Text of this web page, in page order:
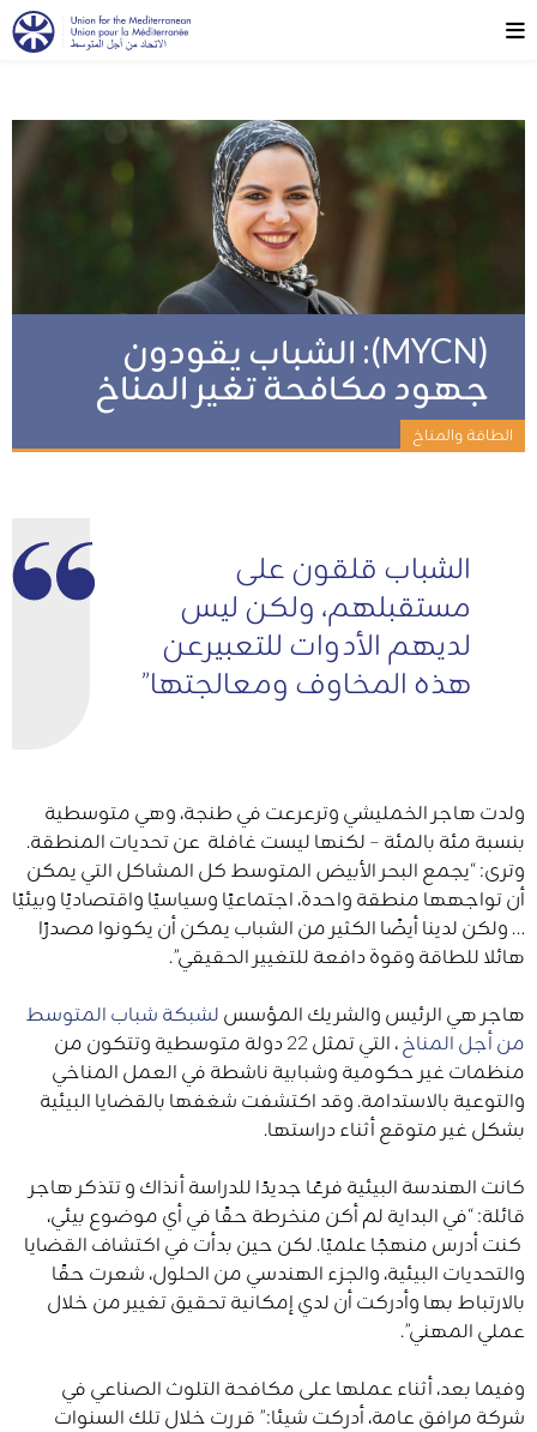
(MYCN): الشباب يقودون
جهود مكافحة تغير المناخ
الطاقة والمناخ
الشباب قلقون على
مستقبلهم، ولكن ليس
لديهم الأدوات للتعبيرعن
هذه المخاوف ومعالجتها”
ولدت هاجر الخمليشي وترعرعت في طنجة، وهي متوسطية
بنسبة مئة بالمئة – لكنها ليست غافلة عن تحديات المنطقة.
وترى: “يجمع البحر الأبيض المتوسط ​​كل المشاكل التي يمكن
أن تواجهها منطقة واحدة، اجتماعيًا وسياسيًا واقتصاديًا وبيئيًا
… ولكن لدينا أيضًا الكثير من الشباب يمكن أن يكونوا مصدرًا
هائلا للطاقة وقوة دافعة للتغيير الحقيقي”.
هاجر هي الرئيس والشريك المؤسس لشبكة شباب المتوسط
​​من أجل المناخ
، التي تمثل 22 دولة متوسطية وتتكون من
منظمات غير حكومية وشبابية ناشطة في العمل المناخي
والتوعية بالاستدامة. وقد اكتشفت شغفها بالقضايا البيئية
بشكل غير متوقع أثناء دراستها.
كانت الهندسة البيئية فرعًا جديدًا للدراسة أنذاك و تتذكر هاجر
قائلة: “في البداية لم أكن منخرطة حقًا في أي موضوع بيئي،
كنت أدرس منهجًا علميًا. لكن حين بدأت في اكتشاف القضايا
والتحديات البيئية، والجزء الهندسي من الحلول، شعرت حقًا
بالارتباط بها وأدركت أن لدي إمكانية تحقيق تغيير من خلال
عملي المهني”.
وفيما بعد، أثناء عملها على مكافحة التلوث الصناعي في
شركة مرافق عامة، أدركت شيئا:” قررت خلال تلك السنوات